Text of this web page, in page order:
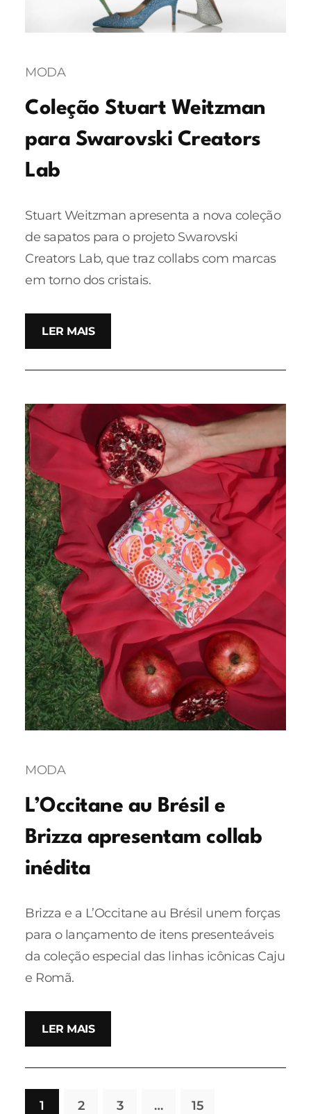
MODA
Coleção Stuart Weitzman
para Swarovski Creators
Lab
Stuart Weitzman apresenta a nova coleção
de sapatos para o projeto Swarovski
Creators Lab, que traz collabs com marcas
em torno dos cristais.
LER MAIS
MODA
L’Occitane au Brésil e
Brizza apresentam collab
inédita
Brizza e a L’Occitane au Brésil unem forças
para o lançamento de itens presenteáveis
da coleção especial das linhas icônicas Caju
e Romã.
LER MAIS
1 2 3 … 15